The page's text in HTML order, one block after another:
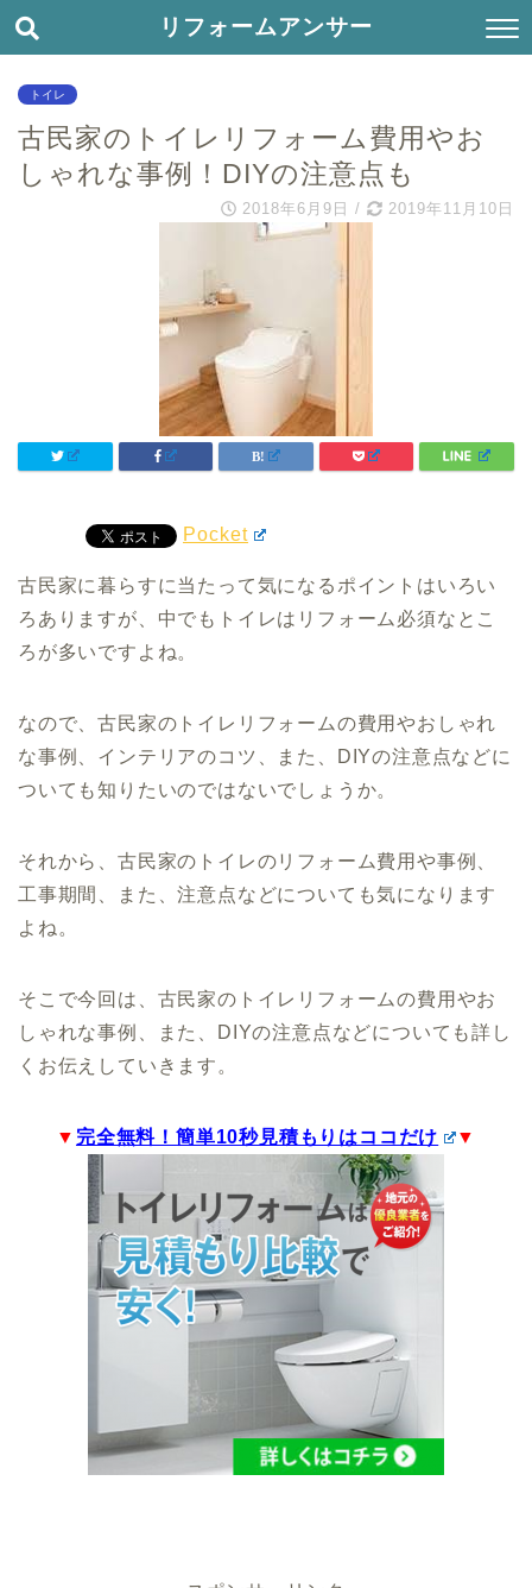
リフォームアンサー
トイレ
古民家のトイレリフォーム費用やお
しゃれな事例！DIYの注意点も
2018年6月9日 / 2019年11月10日
Pocket
古民家に暮らすに当たって気になるポイントはいろい
ろありますが、中でもトイレはリフォーム必須なとこ
ろが多いですよね。
なので、古民家のトイレリフォームの費用やおしゃれ
な事例、インテリアのコツ、また、DIYの注意点などに
ついても知りたいのではないでしょうか。
それから、古民家のトイレのリフォーム費用や事例、
工事期間、また、注意点などについても気になります
よね。
そこで今回は、古民家のトイレリフォームの費用やお
しゃれな事例、また、DIYの注意点などについても詳し
くお伝えしていきます。
▼ 完全無料！簡単10秒見積もりはココだけ ▼